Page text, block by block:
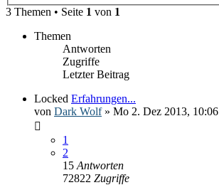
3 Themen • Seite 1 von 1
Themen
Antworten
Zugriffe
Letzter Beitrag
Locked Erfahrungen...
von Dark Wolf» Mo 2. Dez 2013, 10:06
1
2
15 Antworten
72822 Zugriffe